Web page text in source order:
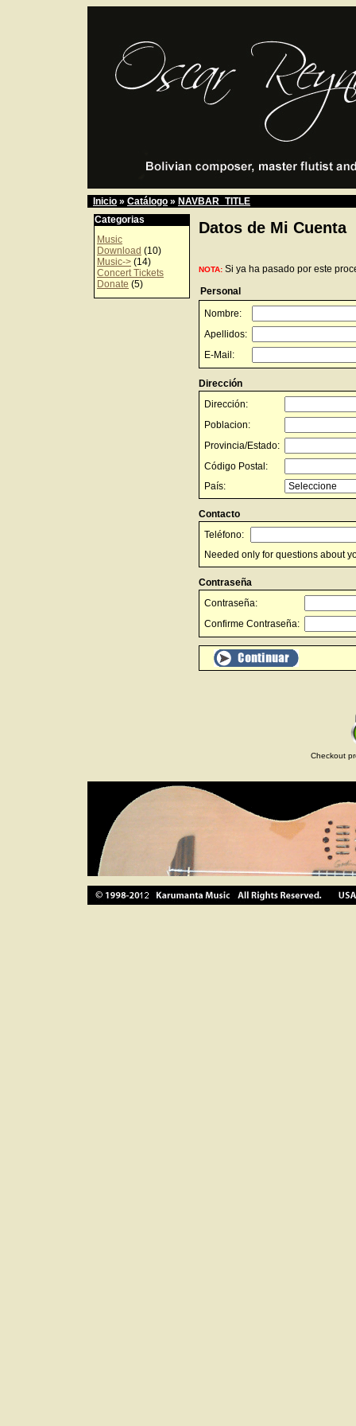
Inicio » Catálogo » NAVBAR_TITLE
Categorias
Music
Download (10)
Music-> (14)
Concert Tickets
Donate (5)
Datos de Mi Cuenta
NOTA: Si ya ha pasado por este
Personal
Nombre:
Apellidos:
E-Mail:
Dirección
Dirección:
Poblacion:
Provincia/Estado:
Código Postal:
País:
Contacto
Teléfono:
Needed only for questions about
Contraseña
Contraseña:
Confirme Contraseña:
Checkout